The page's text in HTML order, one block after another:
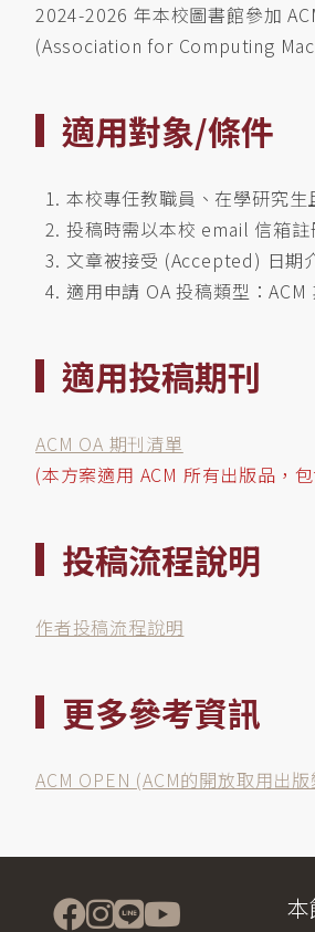
2024-2026 年本校圖書館參加
(Association for Computing
適用對象/條件
本校專任教職員、在學研究
投稿時需以本校 email 信箱
文章被接受 (Accepted) 日
適用申請 OA 投稿類型：
適用投稿期刊
ACM OA 期刊清單
(本方案適用 ACM 所有出版品，
投稿流程說明
作者投稿流程說明
更多參考資訊
ACM OPEN (ACM的開放取用出